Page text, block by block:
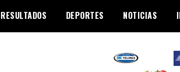
RESULTADOS DEPORTES NOTICIAS